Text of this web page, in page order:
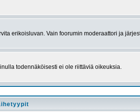
erikoisluvan. Vain foorumin moderaattori ja
todennäköisesti ei ole riittäviä oikeuksia.